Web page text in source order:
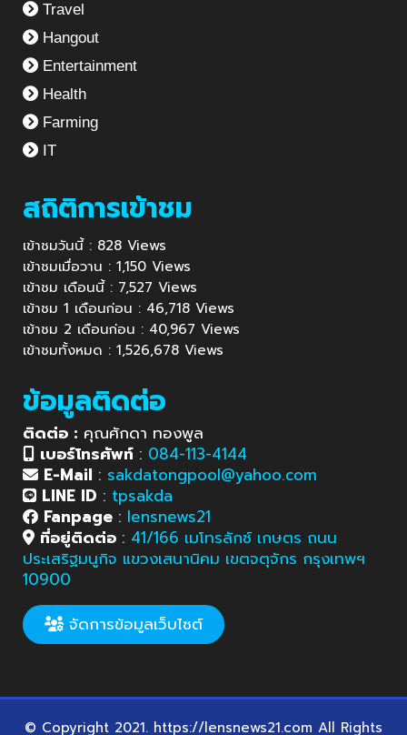
Travel
Hangout
Entertainment
Health
Farming
IT
สถิติการเข้าชม
เข้าชมวันนี้ : 828 Views
เข้าชมเมื่อวาน : 1,150 Views
เข้าชม เดือนนี้ : 7,527 Views
เข้าชม 1 เดือนก่อน : 46,718 Views
เข้าชม 2 เดือนก่อน : 40,967 Views
เข้าชมทั้งหมด : 1,526,678 Views
ข้อมูลติดต่อ
ติดต่อ : คุณศักดา ทองพูล
เบอร์โทรศัพท์ : 084-113-4144
E-Mail : sakdatongpool@yahoo.com
LINE ID : tpsakda
Fanpage : lensnews21
ที่อยู่ติดต่อ : 41/166 เมโทรลักซ์ เกษตร ถนน
ประเสริฐมนูกิจ แขวงเสนานิคม เขตจตุจักร กรุงเทพฯ
10900
จัดการข้อมูลเว็บไซต์
© Copyright 2021. https://lensnews21.com All Rights